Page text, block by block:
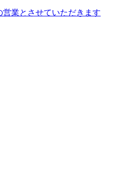
営業とさせていただきます